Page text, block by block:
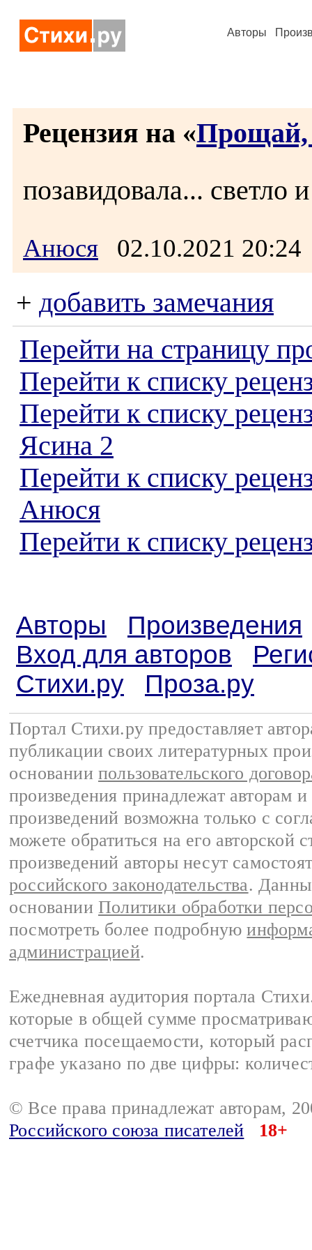
Авторы
Рецензия на «Прощай,
позавидовала... светло
Анюся 02.10.2021
+ добавить замечания
Перейти на страницу
Перейти к списку
Перейти к списку
Ясина 2
Перейти к списку
Анюся
Перейти к списку
Авторы
Произведения
Вход для авторов
Стихи.ру
Проза.ру
Портал Стихи.ру предоставляет
публикации своих литературных
основании пользовательского
произведения принадлежат авторам
произведений возможна только с
можете обратиться на его авторской
произведений авторы несут
российского законодательства.
основании Политики обработки
посмотреть более подробную
администрацией.
Ежедневная аудитория портала
которые в общей сумме
счетчика посещаемости, который
графе указано по две цифры:
© Все права принадлежат авторам,
Российского союза писателей
18+